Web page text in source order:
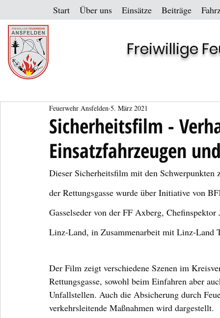
Start Über uns Einsätze Beiträge
Freiwillige
Sicherheitsfilm -
Einsatzfahrzeugen
Feuerwehr Ansfelden 5. März 2021
Dieser Sicherheitsfilm mit den
der Rettungsgasse wurde über Initiative von
Gasselseder von der FF Axberg,
Linz-Land, in Zusammenarbeit mit Linz-
Der Film zeigt verschiedene Szenen im
Rettungsgasse, sowohl beim Einfahren aber
Unfallstellen. Auch die Absicherung durch
verkehrsleitende Maßnahmen wird dargestellt.